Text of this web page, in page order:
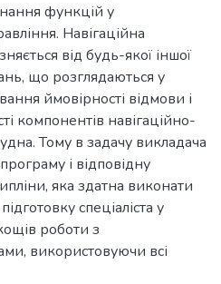
функцій у
Навігаційна
від будь-якої іншої
що розглядаються у
ймовірності відмови і
компонентів навігаційно-
Тому в задачу викладача
і відповідну
яка здатна виконати
спеціаліста у
роботи з
використовуючи всі